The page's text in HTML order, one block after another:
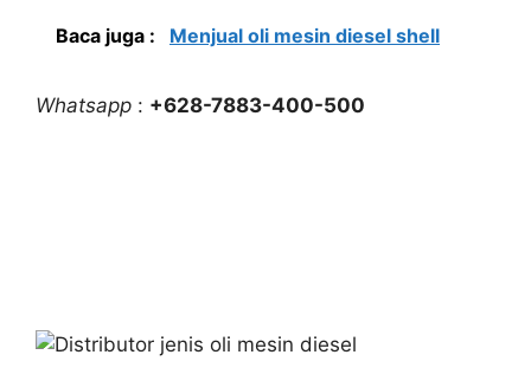
Baca juga : Menjual oli mesin diesel shell
Whatsapp : +628-7883-400-500